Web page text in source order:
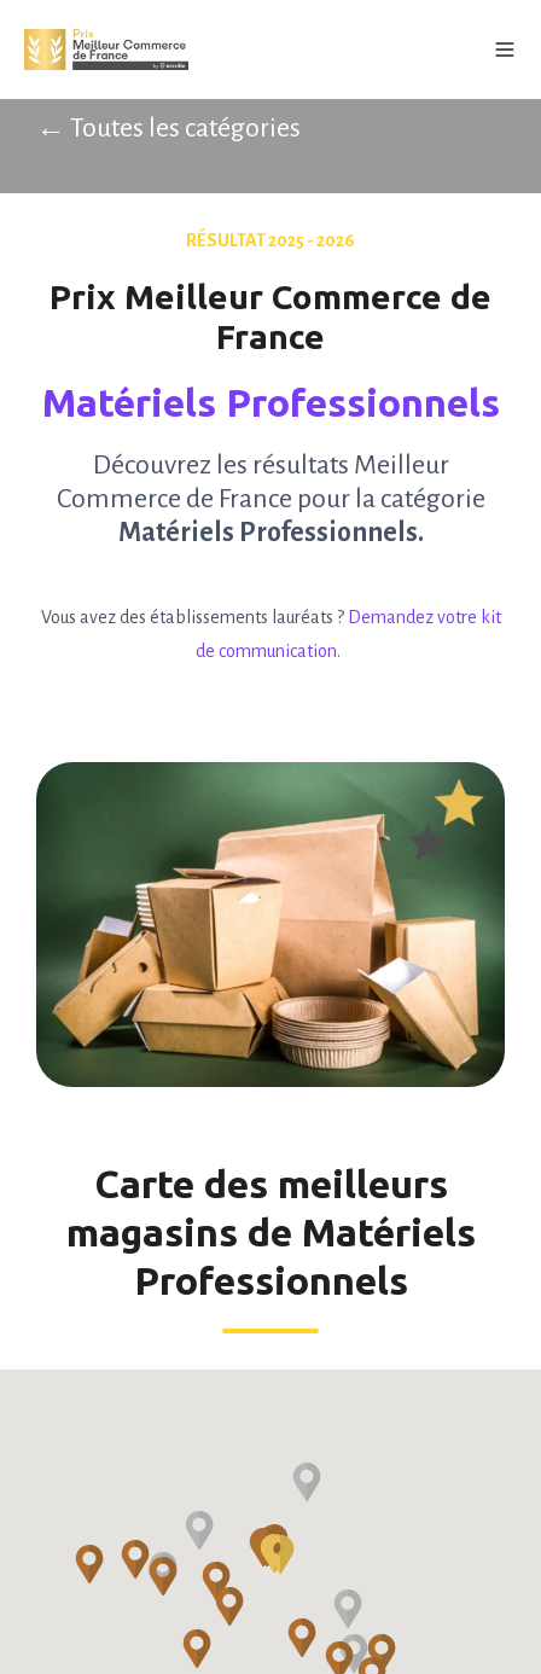
← Toutes les catégories
RÉSULTAT 2025 - 2026
Prix Meilleur Commerce de
France
Matériels Professionnels
Découvrez les résultats Meilleur
Commerce de France pour la catégorie
Matériels Professionnels.
Vous avez des établissements lauréats ? Demandez votre kit
de communication.
Carte des meilleurs
magasins de Matériels
Professionnels